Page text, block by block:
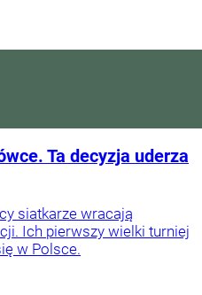
Ta decyzja uderza
siatkarze wracają
Ich pierwszy wielki turniej
w Polsce.